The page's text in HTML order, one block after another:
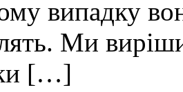
випадку
Ми
[…]